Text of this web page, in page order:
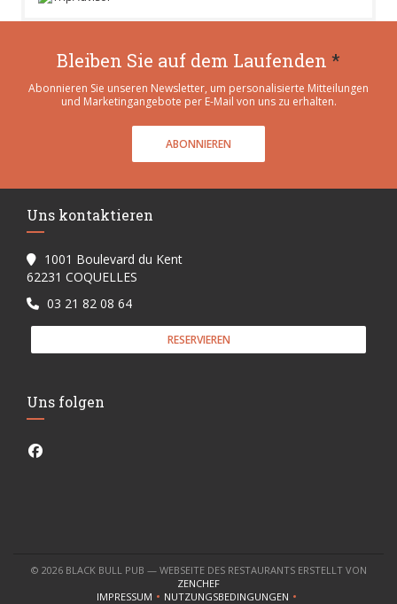
Bleiben Sie auf dem Laufenden *
Abonnieren Sie unseren Newsletter, um personalisierte Mitteilungen
und Marketingangebote per E-Mail von uns zu erhalten.
ABONNIEREN
Uns kontaktieren
1001 Boulevard du Kent
62231 COQUELLES
03 21 82 08 64
RESERVIEREN
Uns folgen
Facebook ((öffnet ein neues Fenster))
© 2026 BLACK BULL PUB — WEBSEITE DES RESTAURANTS ERSTELLT VON
ZENCHEF((ÖFFNET EIN NEUES FENSTER))
IMPRESSUM
NUTZUNGSBEDINGUNGEN